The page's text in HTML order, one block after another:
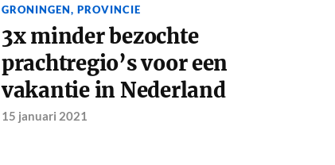
GRONINGEN, PROVINCIE
3x minder bezochte
prachtregio’s voor een
vakantie in Nederland
15 januari 2021